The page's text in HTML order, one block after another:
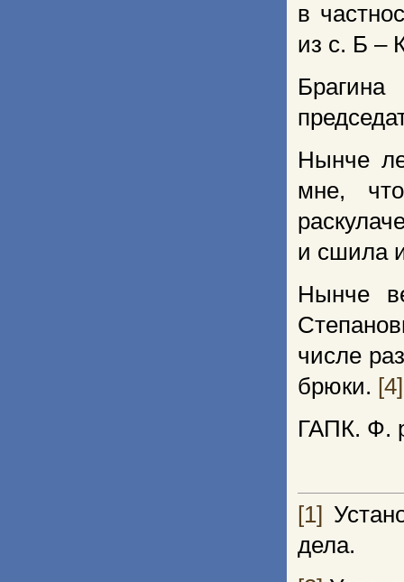
в
из с. Б –
Нынче
мне,
и сшила
Нынче
числе
брюки. [4]
ГАПК. Ф.
[1]
дела.